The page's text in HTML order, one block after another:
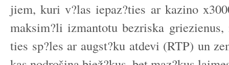
jiem, kuri v?las iepaz?ties ar kazino
maksim?li izmantotu bezriska
ties sp?les ar augst?ku atdevi (RTP) un